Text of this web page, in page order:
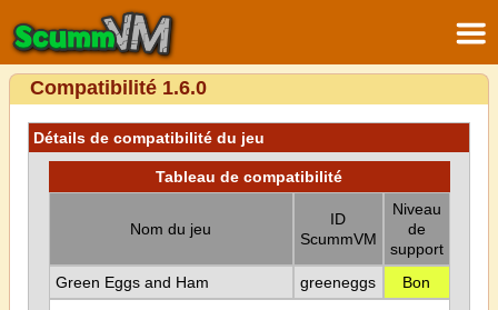
Compatibilité 1.6.0
Détails de compatibilité du jeu
Tableau de compatibilité
Nom du jeu
ID
ScummVM
Niveau
de
support
Green Eggs and Ham
greeneggs Bon